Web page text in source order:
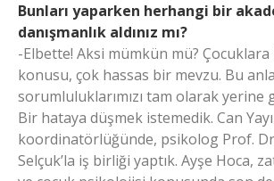
Bunları yaparken herhangi bir
danışmanlık aldınız mı?
-Elbette! Aksi mümkün mü?
konusu, çok hassas bir mevzu. Bu
sorumluluklarımızı tam olarak yerine
Bir hataya düşmek istemedik. Can
koordinatörlüğünde, psikolog Prof.
Selçuk’la iş birliği yaptık. Ayşe Hoca,